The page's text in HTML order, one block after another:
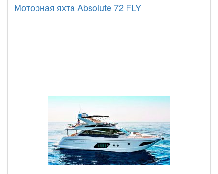
Моторная яхта Absolute 72 FLY